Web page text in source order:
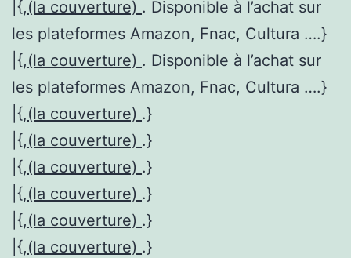
|{,(la couverture) . Disponible à l’achat sur
les plateformes Amazon, Fnac, Cultura ….}
|{,(la couverture) . Disponible à l’achat sur
les plateformes Amazon, Fnac, Cultura ….}
|{,(la couverture) .}
|{,(la couverture) .}
|{,(la couverture) .}
|{,(la couverture) .}
|{,(la couverture) .}
|{,(la couverture) .}